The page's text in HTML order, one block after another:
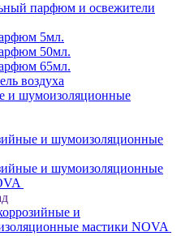
парфюм и освежители
5мл.
50мл.
65мл.
воздуха
и шумоизоляционные
и шумоизоляционные
и шумоизоляционные
и
мастики NOVA